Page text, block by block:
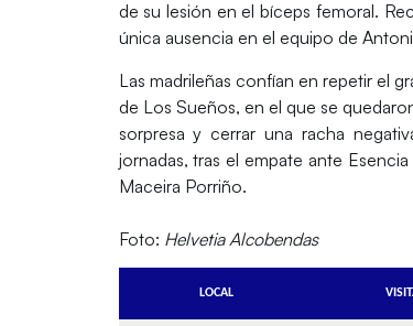
de su lesión en el bíceps femoral.
única ausencia en el equipo de
Las madrileñas confían en repetir el
de Los Sueños, en el que se
sorpresa y cerrar una racha
jornadas, tras el empate ante
Maceira Porriño.
Foto: Helvetia Alcobendas
LOCAL